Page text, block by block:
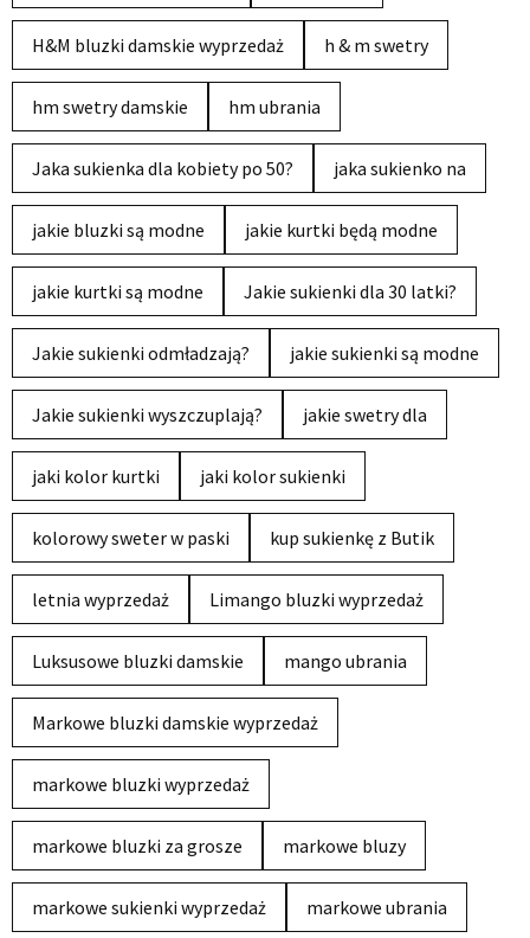
H&M bluzki damskie wyprzedaż h & m swetry
hm swetry damskie hm ubrania
Jaka sukienka dla kobiety po 50? jaka sukienko na
jakie bluzki są modne jakie kurtki będą modne
jakie kurtki są modne Jakie sukienki dla 30 latki?
Jakie sukienki odmładzają? jakie sukienki są modne
Jakie sukienki wyszczuplają? jakie swetry dla
jaki kolor kurtki jaki kolor sukienki
kolorowy sweter w paski kup sukienkę z Butik
letnia wyprzedaż Limango bluzki wyprzedaż
Luksusowe bluzki damskie mango ubrania
Markowe bluzki damskie wyprzedaż
markowe bluzki wyprzedaż
markowe bluzki za grosze markowe bluzy
markowe sukienki wyprzedaż markowe ubrania